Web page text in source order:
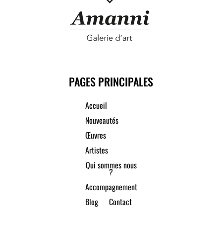
PAGES PRINCIPALES
Accueil
Nouveautés
Œuvres
Artistes
Qui sommes nous
?
Accompagnement
Blog
Contact